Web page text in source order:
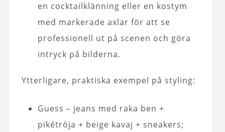
en cocktailklänning eller en kostym
med markerade axlar för att se
professionell ut på scenen och göra
intryck på bilderna.
Ytterligare, praktiska exempel på styling:
Guess – jeans med raka ben +
pikétröja + beige kavaj + sneakers;